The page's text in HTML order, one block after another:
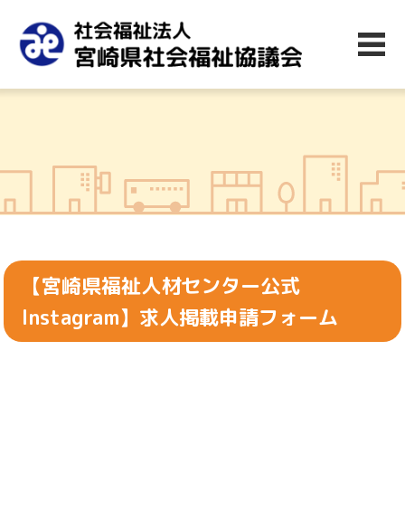
【宮崎県福祉人材センター公式
Instagram】求人掲載申請フォーム